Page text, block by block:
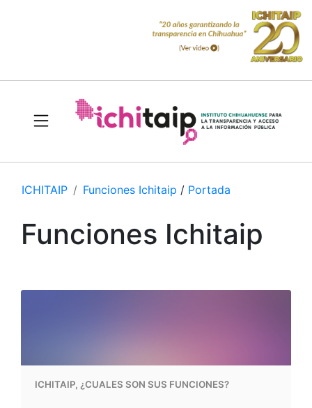
ICHITAIP Funciones Ichitaip / Portada
Funciones Ichitaip
ICHITAIP, ¿CUALES SON SUS FUNCIONES?